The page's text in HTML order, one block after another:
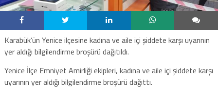
Karabük’ün Yenice ilçesine kadına ve aile içi şiddete karşı uyarının
yer aldığı bilgilendirme broşürü dağıtıldı.
Yenice İlçe Emniyet Amirliği ekipleri, kadına ve aile içi şiddete karşı
uyarının yer aldığı bilgilendirme broşürü dağıttı.